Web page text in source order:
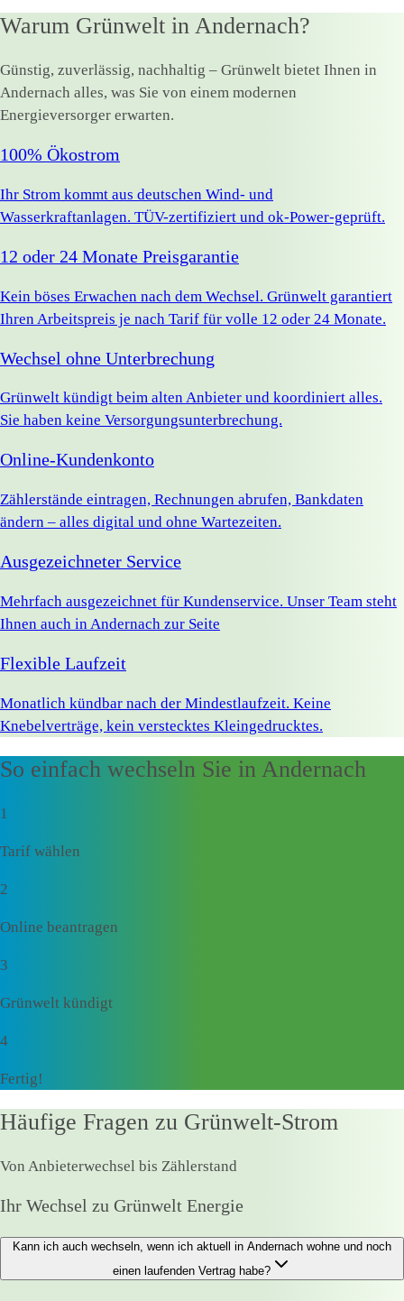
Warum Grünwelt in Andernach?
Günstig, zuverlässig, nachhaltig – Grünwelt bietet Ihnen in
Andernach alles, was Sie von einem modernen
Energieversorger erwarten.
100% Ökostrom
Ihr Strom kommt aus deutschen Wind- und
Wasserkraftanlagen. TÜV-zertifiziert und ok-Power-geprüft.
12 oder 24 Monate Preisgarantie
Kein böses Erwachen nach dem Wechsel. Grünwelt garantiert
Ihren Arbeitspreis je nach Tarif für volle 12 oder 24 Monate.
Wechsel ohne Unterbrechung
Grünwelt kündigt beim alten Anbieter und koordiniert alles.
Sie haben keine Versorgungsunterbrechung.
Online-Kundenkonto
Zählerstände eintragen, Rechnungen abrufen, Bankdaten
ändern – alles digital und ohne Wartezeiten.
Ausgezeichneter Service
Mehrfach ausgezeichnet für Kundenservice. Unser Team steht
Ihnen auch in Andernach zur Seite
Flexible Laufzeit
Monatlich kündbar nach der Mindestlaufzeit. Keine
Knebelverträge, kein verstecktes Kleingedrucktes.
So einfach wechseln Sie in Andernach
1
Tarif wählen
2
Online beantragen
3
Grünwelt kündigt
4
Fertig!
Häufige Fragen zu Grünwelt-Strom
Von Anbieterwechsel bis Zählerstand
Ihr Wechsel zu Grünwelt Energie
Kann ich auch wechseln, wenn ich aktuell in Andernach wohne und noch
einen laufenden Vertrag habe?